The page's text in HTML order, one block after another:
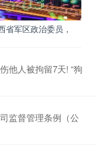
省军区政治委员，
他人被拘留7天! “狗
监督管理条例（公